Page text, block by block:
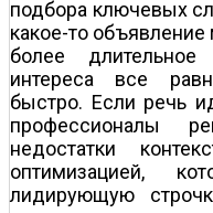
подбора ключевых
какое-то
более
интереса все
быстро. Если речь
профессионалы
недостатки
оптимизацией,
лидирующую